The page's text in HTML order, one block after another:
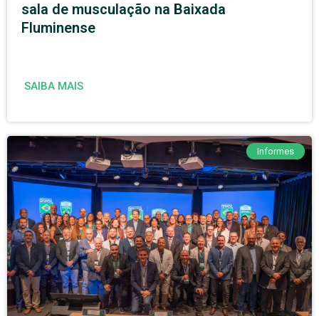
sala de musculação na Baixada
Fluminense
SAIBA MAIS
Informes